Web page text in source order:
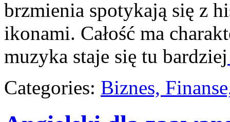
brzmienia spotykają się z
ikonami. Całość ma
muzyka staje się tu bardziej
Categories: Biznes,